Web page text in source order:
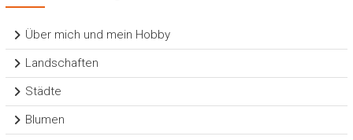
Über mich und mein Hobby
Landschaften
Städte
Blumen